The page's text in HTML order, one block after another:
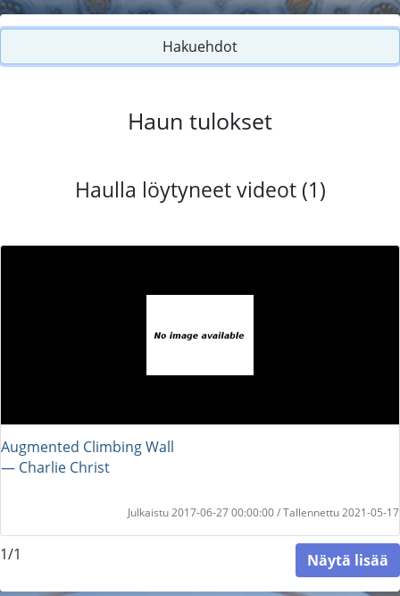
Hakuehdot
Haun tulokset
Haulla löytyneet videot (1)
Augmented Climbing Wall
― Charlie Christ
Julkaistu 2017-06-27 00:00:00 / Tallennettu 2021-05-17
1/1 Näytä lisää